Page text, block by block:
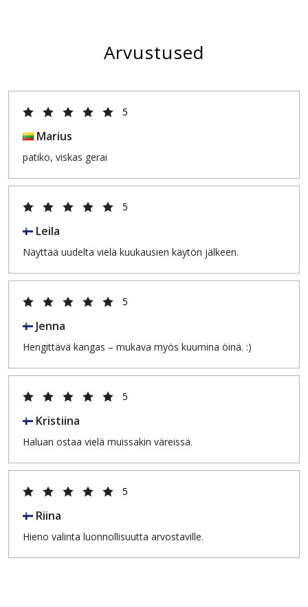
Arvustused
5
Marius
patiko, viskas gerai
5
Leila
Näyttää uudelta vielä kuukausien käytön jälkeen.
5
Jenna
Hengittävä kangas – mukava myös kuumina öinä. :)
5
Kristiina
Haluan ostaa vielä muissakin väreissä.
5
Riina
Hieno valinta luonnollisuutta arvostaville.